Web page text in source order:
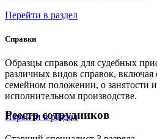
Перейти в раздел
Справки
Образцы справок для судебных
различных видов справок, включая
семейном положении, о занятости
исполнительном производстве.
Перейти в раздел
Реестр сотрудников